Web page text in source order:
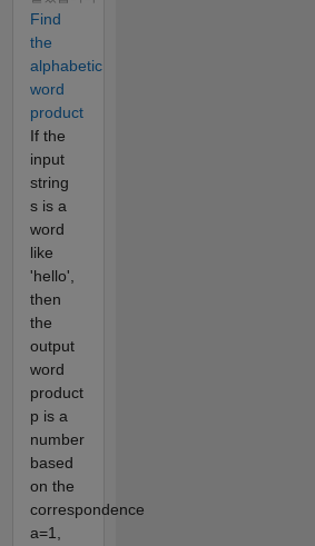
Find
the
alphabetic
word
product
If the
input
string
s is a
word
like
'hello',
then
the
output
word
product
p is a
number
based
on the
correspondence
a=1,